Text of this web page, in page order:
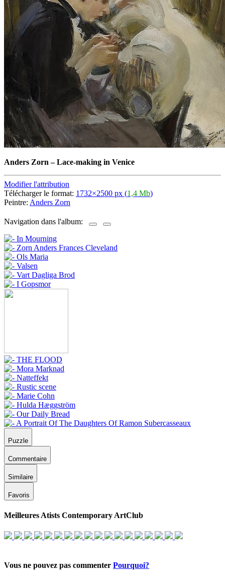
Anders Zorn –Lace-making in Venice
Modifier l'attribution
Télécharger le format: 1732×2500 px (1,4 Mb)
Peintre: Anders Zorn
Navigation dans l'album:
Puzzle
Commentaire
Similaire
Favoris
Meilleures Atists Contemporary ArtClub
Vous ne pouvez pas commenter Pourquoi?